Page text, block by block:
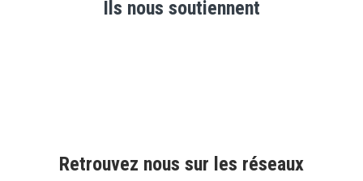
Ils nous soutiennent
Retrouvez nous sur les réseaux